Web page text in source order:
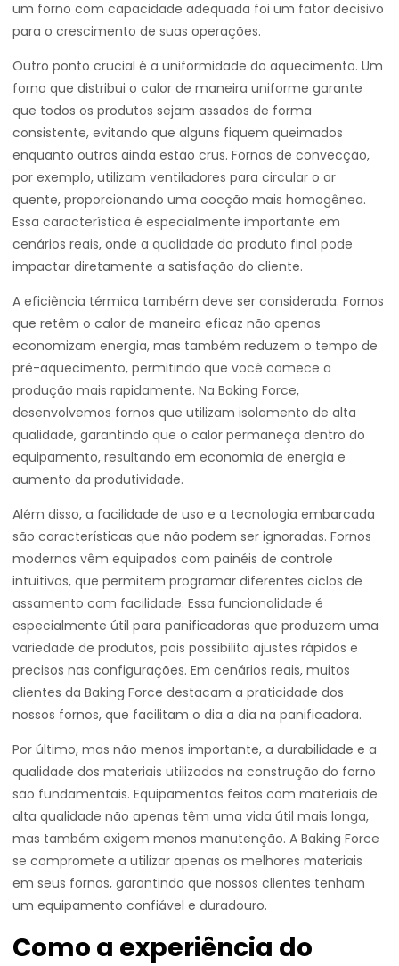
um forno com capacidade adequada foi um fator decisivo
para o crescimento de suas operações.
Outro ponto crucial é a uniformidade do aquecimento. Um
forno que distribui o calor de maneira uniforme garante
que todos os produtos sejam assados de forma
consistente, evitando que alguns fiquem queimados
enquanto outros ainda estão crus. Fornos de convecção,
por exemplo, utilizam ventiladores para circular o ar
quente, proporcionando uma cocção mais homogênea.
Essa característica é especialmente importante em
cenários reais, onde a qualidade do produto final pode
impactar diretamente a satisfação do cliente.
A eficiência térmica também deve ser considerada. Fornos
que retêm o calor de maneira eficaz não apenas
economizam energia, mas também reduzem o tempo de
pré-aquecimento, permitindo que você comece a
produção mais rapidamente. Na Baking Force,
desenvolvemos fornos que utilizam isolamento de alta
qualidade, garantindo que o calor permaneça dentro do
equipamento, resultando em economia de energia e
aumento da produtividade.
Além disso, a facilidade de uso e a tecnologia embarcada
são características que não podem ser ignoradas. Fornos
modernos vêm equipados com painéis de controle
intuitivos, que permitem programar diferentes ciclos de
assamento com facilidade. Essa funcionalidade é
especialmente útil para panificadoras que produzem uma
variedade de produtos, pois possibilita ajustes rápidos e
precisos nas configurações. Em cenários reais, muitos
clientes da Baking Force destacam a praticidade dos
nossos fornos, que facilitam o dia a dia na panificadora.
Por último, mas não menos importante, a durabilidade e a
qualidade dos materiais utilizados na construção do forno
são fundamentais. Equipamentos feitos com materiais de
alta qualidade não apenas têm uma vida útil mais longa,
mas também exigem menos manutenção. A Baking Force
se compromete a utilizar apenas os melhores materiais
em seus fornos, garantindo que nossos clientes tenham
um equipamento confiável e duradouro.
Como a experiência do